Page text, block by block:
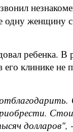
одну женщину
ребенка. В
клинике не
долларов",